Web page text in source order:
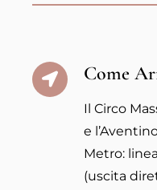
Come
Il Circo
e
Metro:
(uscita